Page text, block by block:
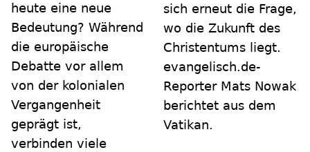
heute eine neue
Bedeutung? Während
die europäische
Debatte vor allem
von der kolonialen
Vergangenheit
geprägt ist,
verbinden viele
sich erneut die Frage,
wo die Zukunft des
Christentums liegt.
evangelisch.de-
Reporter Mats Nowak
berichtet aus dem
Vatikan.